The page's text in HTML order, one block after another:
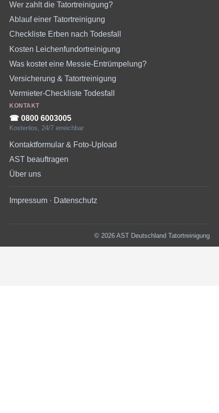
Wer zahlt die Tatortreinigung?
Ablauf einer Tatortreinigung
Checkliste Erben nach Todesfall
Kosten Leichenfundortreinigung
Was kostet eine Messie-Entrümpelung?
Versicherung & Tatortreinigung
Vermieter-Checkliste Todesfall
KONTAKT
☎︎ 0800 6003005
Kostenlos, 24/7 erreichbar
Kontaktformular & Foto-Upload
AST beauftragen
Über uns
Impressum · Datenschutz
© 2026 AST Deutschland Tatortreinigung